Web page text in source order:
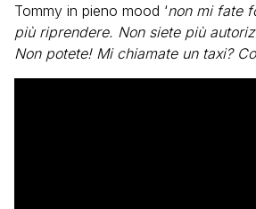
Tommy in pieno mood ‘non mi fate
più riprendere. Non siete più
Non potete! Mi chiamate un taxi?